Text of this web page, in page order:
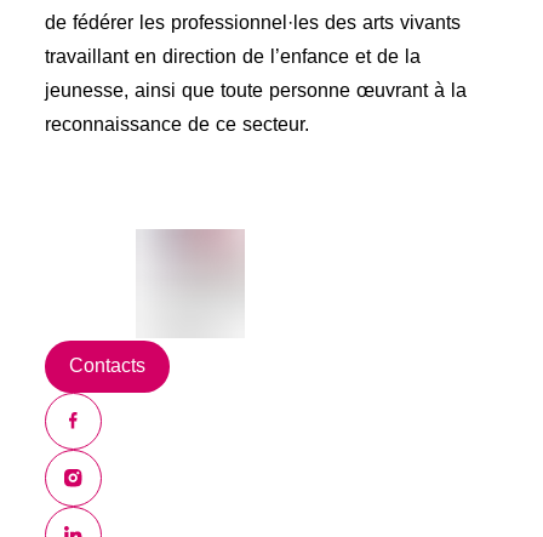
de fédérer les professionnel·les des arts vivants
travaillant en direction de l’enfance et de la
jeunesse, ainsi que toute personne œuvrant à la
reconnaissance de ce secteur.
Contacts